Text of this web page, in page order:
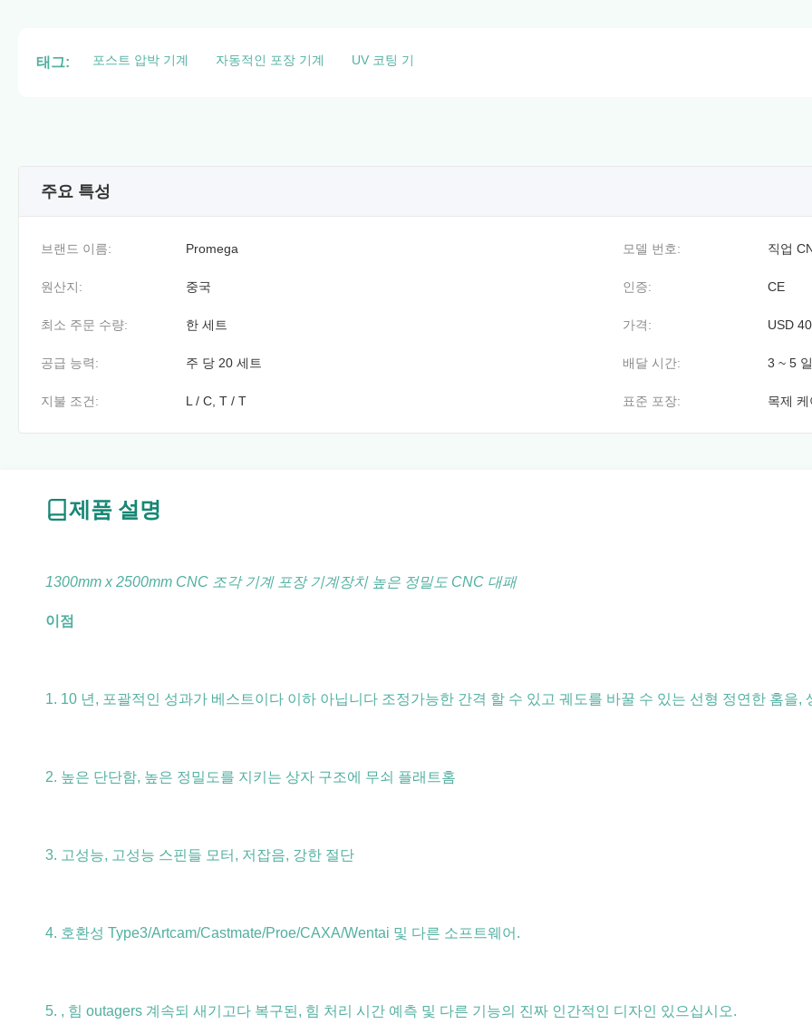
태그: 포스트 압박 기계 자동적인 포장 기계 UV 코팅 기
주요 특성
브랜드 이름: Promega 모델 번호: 직업
원산지: 중국 인증: CE
최소 주문 수량: 한 세트 가격: USD
공급 능력: 주 당 20 세트 배달 시간: 3 ~ 5 일
지불 조건: L / C, T / T 표준 포장: 목제 케
제품 설명
1300mm x 2500mm CNC 조각 기계 포장 기계장치 높은 정밀도 CNC 대패
이점
1. 10 년, 포괄적인 성과가 베스트이다 이하 아닙니다 조정가능한 간격 할 수 있고 궤도를 바꿀 수 있는 선형 정연한 홈을,
2. 높은 단단함, 높은 정밀도를 지키는 상자 구조에 무쇠 플래트홈
3. 고성능, 고성능 스핀들 모터, 저잡음, 강한 절단
4. 호환성 Type3/Artcam/Castmate/Proe/CAXA/Wentai 및 다른 소프트웨어.
5. , 힘 outagers 계속되 새기고다 복구된, 힘 처리 시간 예측 및 다른 기능의 진짜 인간적인 디자인 있으십시오.